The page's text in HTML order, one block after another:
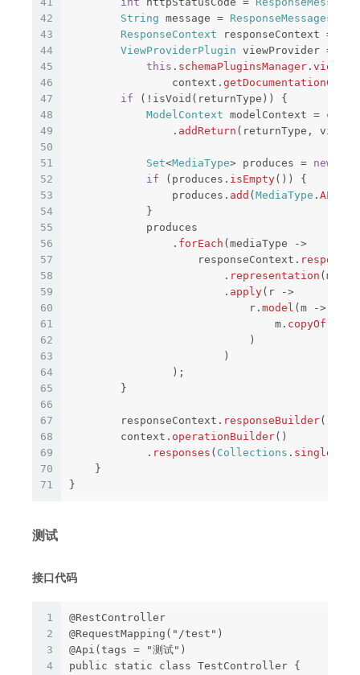
42
43
44
45
46
47
48
49
50
51
52
53
54
55
56
57
58
59
60
61
62
63
64
65
66
67
68
69
70
71
String message =
ResponseContext
responseContext =
ViewProviderPlugin viewProvider =
this . schemaPluginsManager .
context .
if
(! isVoid ( returnType ))
{
ModelContext modelContext =
. addReturn ( returnType ,
Set<MediaType> produces = new
if
( produces . isEmpty())
{
produces . add ( MediaType . ALL
}
produces
. forEach ( mediaType
->
responseContext .
. representation (
. apply( r
->
r . model ( m
->
m . copyOf
)
)
);
}
responseContext . responseBuilder().
context . operationBuilder()
. responses ( Collections . singleton
}
}
测试
接口代码
1
2
3
4
@RestController
@RequestMapping("/test")
@Api(tags = "测试")
public static class TestController {